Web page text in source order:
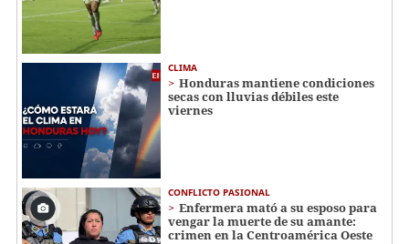
CLIMA
Honduras mantiene condiciones
secas con lluvias débiles este
viernes
CONFLICTO PASIONAL
Enfermera mató a su esposo para
vengar la muerte de su amante:
crimen en la Centroamérica Oeste